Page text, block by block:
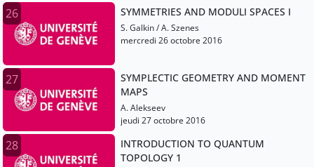
26 SYMMETRIES AND MODULI SPACES I
S. Galkin / A. Szenes
mercredi 26 octobre 2016
27
SYMPLECTIC GEOMETRY AND MOMENT
MAPS
A. Alekseev
jeudi 27 octobre 2016
28
INTRODUCTION TO QUANTUM
TOPOLOGY 1